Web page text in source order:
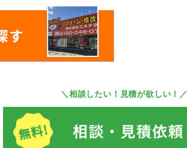
＼相談したい！見積が欲しい！／